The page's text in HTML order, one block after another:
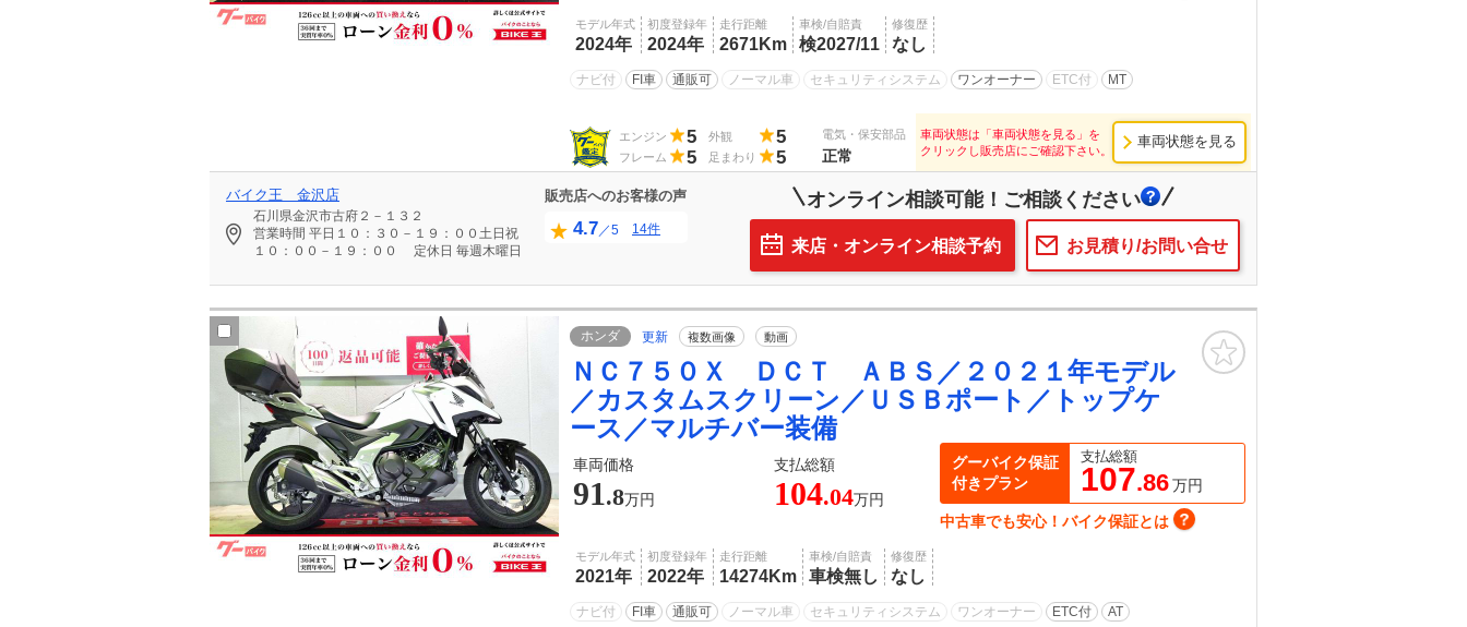
モデル年式
2024年
初度登録年
2024年
走行距離
2671Km
車検/自賠責
検2027/11
修復歴
なし
ナビ付 FI車 通販可 ノーマル車 セキュリティシステム ワンオーナー ETC付 MT
エンジン 5 外観 5
フレーム 5 足まわり 5
電気・保安部品
正常
車両状態は「車両状態を見る」を
クリックし販売店にご確認下さい。
車両状態を見る
バイク王 金沢店
石川県金沢市古府２－１３２
営業時間 平日１０：３０－１９：００土日祝
１０：００－１９：００
定休日 毎週木曜日
販売店へのお客様の声
4.7／5 14件
オンライン相談可能！ご相談ください
お見積り/お問い合せ
来店・オンライン相談予約
ホンダ 更新 複数画像 動画
ＮＣ７５０Ｘ ＤＣＴ ＡＢＳ／２０２１年モデル
／カスタムスクリーン／ＵＳＢポート／トップケ
ース／マルチバー装備
車両価格 支払総額
91.8万円 104.04万円
モデル年式
2021年
初度登録年
2022年
走行距離
14274Km
車検/自賠責
車検無し
修復歴
なし
ナビ付 FI車 通販可 ノーマル車 セキュリティシステム ワンオーナー ETC付 AT
グーバイク保証
付きプラン
支払総額
107.86万円
中古車でも安心！バイク保証とは